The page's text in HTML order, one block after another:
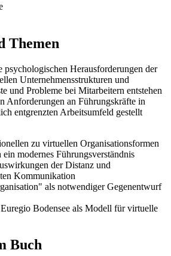
Themen
Herausforderungen der
Unternehmensstrukturen und
und Probleme bei Mitarbeitern entstehen
Anforderungen an Führungskräfte in
entgrenzten Arbeitsumfeld gestellt
zu virtuellen Organisationsformen
modernes Führungsverständnis
der Distanz und
Kommunikation
als notwendiger Gegenentwurf
Bodensee als Modell für virtuelle
Buch